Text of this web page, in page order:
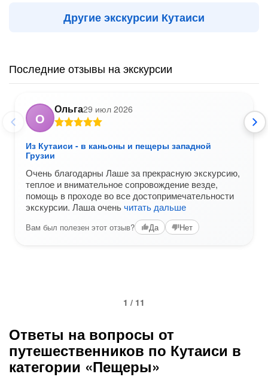
Другие экскурсии Кутаиси
Последние отзывы на экскурсии
О
Ольга29 июл 2026
Из Кутаиси - в каньоны и пещеры западной
Грузии
Очень благодарны Лаше за прекрасную экскурсию,
теплое и внимательное сопровождение везде,
помощь в проходе во все достопримечательности
экскурсии. Лаша оченьчитать дальше
Вам был полезен этот отзыв? Да Нет
1 / 11
Ответы на вопросы от
путешественников по Кутаиси в
категории «Пещеры»